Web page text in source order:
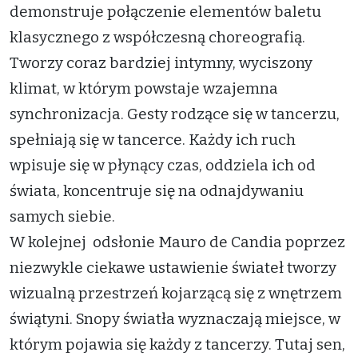
demonstruje połączenie elementów baletu
klasycznego z współczesną choreografią.
Tworzy coraz bardziej intymny, wyciszony
klimat, w którym powstaje wzajemna
synchronizacja. Gesty rodzące się w tancerzu,
spełniają się w tancerce. Każdy ich ruch
wpisuje się w płynący czas, oddziela ich od
świata, koncentruje się na odnajdywaniu
samych siebie.
W kolejnej odsłonie Mauro de Candia poprzez
niezwykle ciekawe ustawienie świateł tworzy
wizualną przestrzeń kojarzącą się z wnętrzem
świątyni. Snopy światła wyznaczają miejsce, w
którym pojawia się każdy z tancerzy. Tutaj sen,